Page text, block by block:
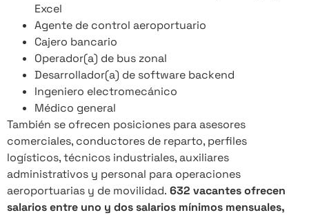
Excel
Agente de control aeroportuario
Cajero bancario
Operador(a) de bus zonal
Desarrollador(a) de software backend
Ingeniero electromecánico
Médico general
También se ofrecen posiciones para asesores
comerciales, conductores de reparto, perfiles
logísticos, técnicos industriales, auxiliares
administrativos y personal para operaciones
aeroportuarias y de movilidad. 632 vacantes ofrecen
salarios entre uno y dos salarios mínimos mensuales,